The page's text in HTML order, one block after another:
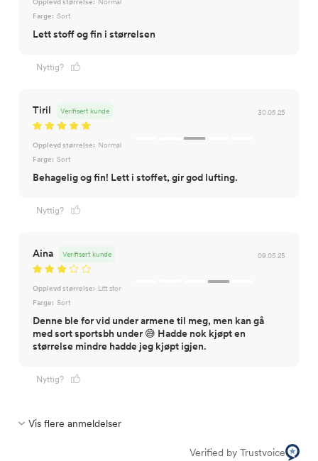
Farge: Sort
Lett stoff og fin i størrelsen
Nyttig?
Tiril 30.05.25
Verifisert kunde
Opplevd størrelse: Normal
Farge: Sort
Behagelig og fin! Lett i stoffet, gir god lufting.
Nyttig?
Aina 09.05.25
Verifisert kunde
Opplevd størrelse: Litt stor
Farge: Sort
Denne ble for vid under armene til meg, men kan gå
med sort sportsbh under 😅 Hadde nok kjøpt en
størrelse mindre hadde jeg kjøpt igjen.
Nyttig?
Vis flere anmeldelser
Verified by Trustvoice